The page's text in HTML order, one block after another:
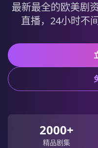
最新最全的欧美剧
直播，24小时不
2000+
精品剧集